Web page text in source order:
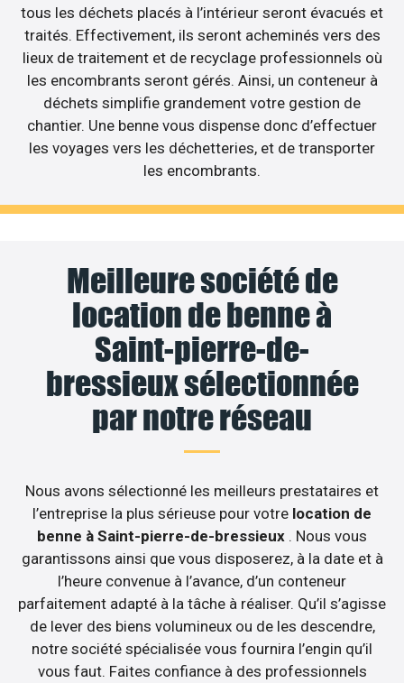
tous les déchets placés à l’intérieur seront évacués et
traités. Effectivement, ils seront acheminés vers des
lieux de traitement et de recyclage professionnels où
les encombrants seront gérés. Ainsi, un conteneur à
déchets simplifie grandement votre gestion de
chantier. Une benne vous dispense donc d’effectuer
les voyages vers les déchetteries, et de transporter
les encombrants.
Meilleure société de
location de benne à
Saint-pierre-de-
bressieux sélectionnée
par notre réseau
Nous avons sélectionné les meilleurs prestataires et
l’entreprise la plus sérieuse pour votre location de
benne à Saint-pierre-de-bressieux . Nous vous
garantissons ainsi que vous disposerez, à la date et à
l’heure convenue à l’avance, d’un conteneur
parfaitement adapté à la tâche à réaliser. Qu’il s’agisse
de lever des biens volumineux ou de les descendre,
notre société spécialisée vous fournira l’engin qu’il
vous faut. Faites confiance à des professionnels